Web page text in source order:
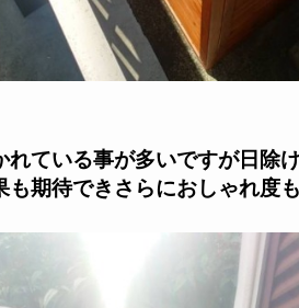
ている事が多いですが日除
期待できさらにおしゃれ度